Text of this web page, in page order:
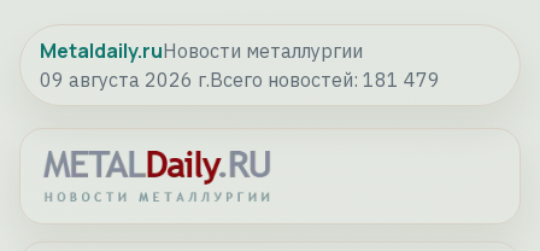
Metaldaily.ruНовости металлургии
09 августа 2026 г.Всего новостей: 181 479